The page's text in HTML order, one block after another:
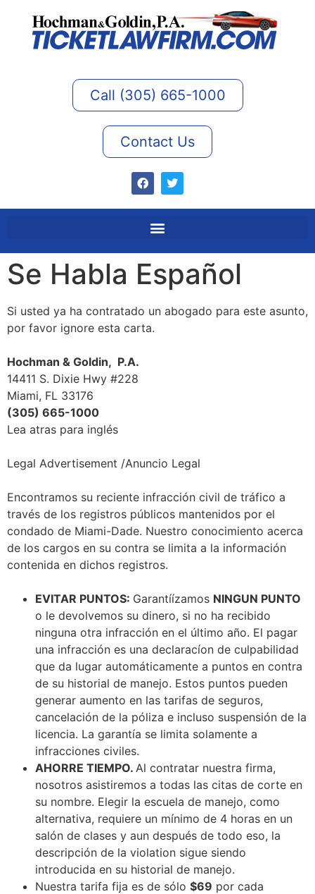
Call (305) 665-1000
Contact Us
Se Habla Español
Si usted ya ha contratado un abogado para este asunto,
por favor ignore esta carta.
Hochman & Goldin, P.A.
14411 S. Dixie Hwy #228
Miami, FL 33176
(305) 665-1000
Lea atras para inglés
Legal Advertisement /Anuncio Legal
Encontramos su reciente infracción civil de tráfico a
través de los registros públicos mantenidos por el
condado de Miami-Dade. Nuestro conocimiento acerca
de los cargos en su contra se limita a la información
contenida en dichos registros.
EVITAR PUNTOS: Garantíízamos NINGUN PUNTO
o le devolvemos su dinero, si no ha recibido
ninguna otra infracción en el último año. El pagar
una infracción es una declaracíon de culpabilidad
que da lugar automáticamente a puntos en contra
de su historial de manejo. Estos puntos pueden
generar aumento en las tarifas de seguros,
cancelación de la póliza e incluso suspensión de la
licencia. La garantía se limita solamente a
infracciones civiles.
AHORRE TIEMPO. Al contratar nuestra firma,
nosotros asistiremos a todas las citas de corte en
su nombre. Elegir la escuela de manejo, como
alternativa, requiere un mínimo de 4 horas en un
salón de clases y aun después de todo eso, la
descripción de la violation sigue siendo
introducida en su historial de manejo.
Nuestra tarifa fija es de sólo $69 por cada